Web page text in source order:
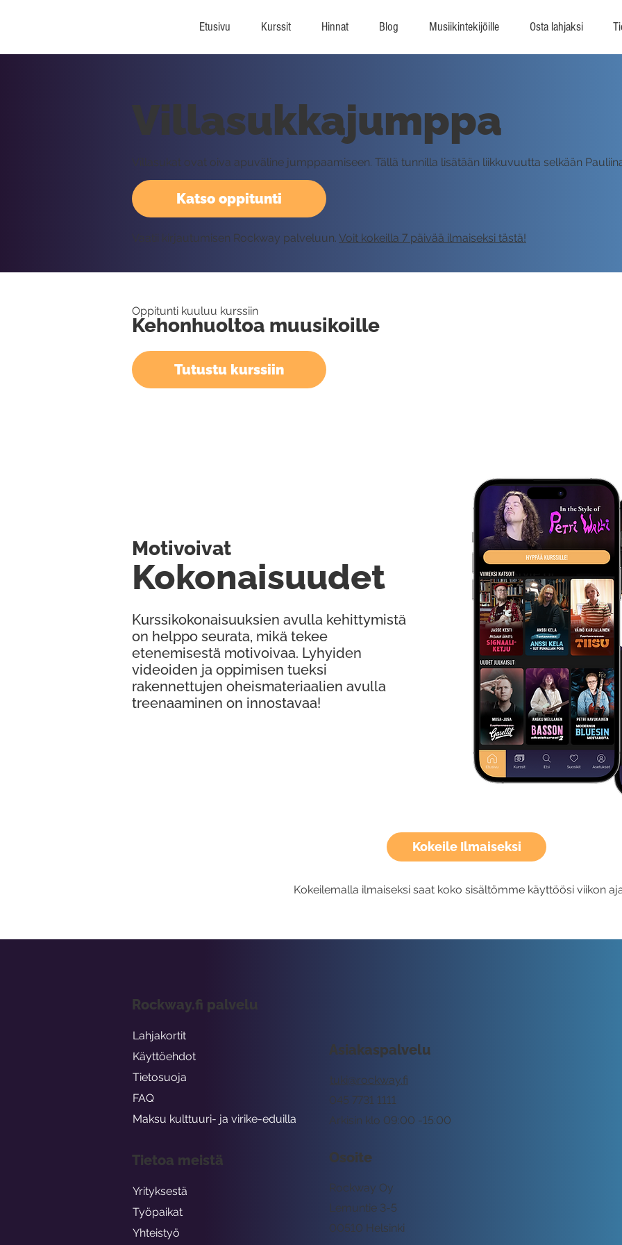
Etusivu Kurssit Hinnat Blog Musiikintekijöille Osta lahjaksi
Kokeile Ilmaiseksi
Kokeilemalla ilmaiseksi saat koko sisältömme käyttöösi viikon
Katso oppitunti
Villasukkajumppa
Villasukat ovat oiva apuväline jumppaamiseen. Tällä tunnilla lisätään liikkuvuutta selkään
Vaatii kirjautumisen Rockway palveluun. Voit kokeilla 7 päivää ilmaiseksi tästä!
Oppitunti kuuluu kurssiin
Kehonhuoltoa muusikoille
Tutustu kurssiin
Kurssikokonaisuuksien avulla kehittymistä
on helppo seurata, mikä tekee
etenemisestä motivoivaa. Lyhyiden
videoiden ja oppimisen tueksi
rakennettujen oheismateriaalien avulla
treenaaminen on innostavaa!
Kokonaisuudet
Motivoivat
Asiakaspalvelu
tuki@rockway.fi
Arkisin klo 09:00 -15:00
045 7731 1111
Osoite
Rockway Oy
Lemuntie 3-5
00510 Helsinki
Rockway.fi palvelu
Lahjakortit
Käyttöehdot
Tietosuoja
FAQ
Maksu kulttuuri- ja virike-eduilla
Tietoa meistä
Yrityksestä
Työpaikat
Yhteistyö